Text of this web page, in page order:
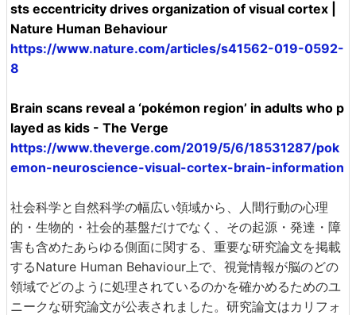
sts eccentricity drives organization of visual cortex |
Nature Human Behaviour
https://www.nature.com/articles/s41562-019-0592-
8
Brain scans reveal a ‘pokémon region’ in adults who p
layed as kids - The Verge
https://www.theverge.com/2019/5/6/18531287/pok
emon-neuroscience-visual-cortex-brain-information
社会科学と自然科学の幅広い領域から、人間行動の心理
的・生物的・社会的基盤だけでなく、その起源・発達・障
害も含めたあらゆる側面に関する、重要な研究論文を掲載
するNature Human Behaviour上で、視覚情報が脳のどの
領域でどのように処理されているのかを確かめるためのユ
ニークな研究論文が公表されました。研究論文はカリフォ